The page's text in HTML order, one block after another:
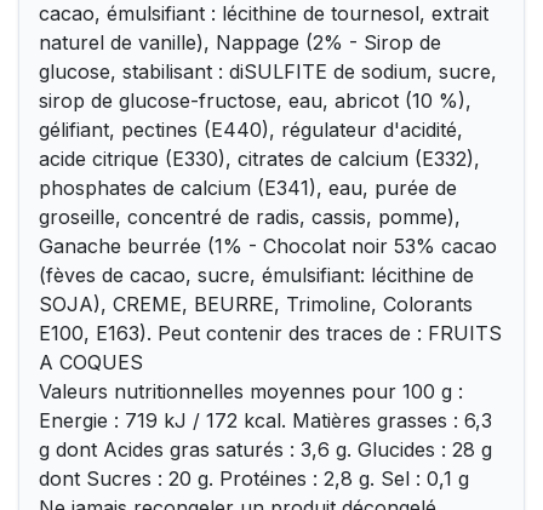
cacao, émulsifiant : lécithine de tournesol, extrait
naturel de vanille), Nappage (2% - Sirop de
glucose, stabilisant : diSULFITE de sodium, sucre,
sirop de glucose-fructose, eau, abricot (10 %),
gélifiant, pectines (E440), régulateur d'acidité,
acide citrique (E330), citrates de calcium (E332),
phosphates de calcium (E341), eau, purée de
groseille, concentré de radis, cassis, pomme),
Ganache beurrée (1% - Chocolat noir 53% cacao
(fèves de cacao, sucre, émulsifiant: lécithine de
SOJA), CREME, BEURRE, Trimoline, Colorants
E100, E163). Peut contenir des traces de : FRUITS
A COQUES
Valeurs nutritionnelles moyennes pour 100 g :
Energie : 719 kJ / 172 kcal. Matières grasses : 6,3
g dont Acides gras saturés : 3,6 g. Glucides : 28 g
dont Sucres : 20 g. Protéines : 2,8 g. Sel : 0,1 g